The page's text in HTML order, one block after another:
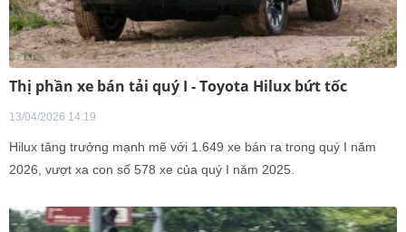
Thị phần xe bán tải quý I - Toyota Hilux bứt tốc
13/04/2026 14:19
Hilux tăng trưởng mạnh mẽ với 1.649 xe bán ra trong quý I năm
2026, vượt xa con số 578 xe của quý I năm 2025.